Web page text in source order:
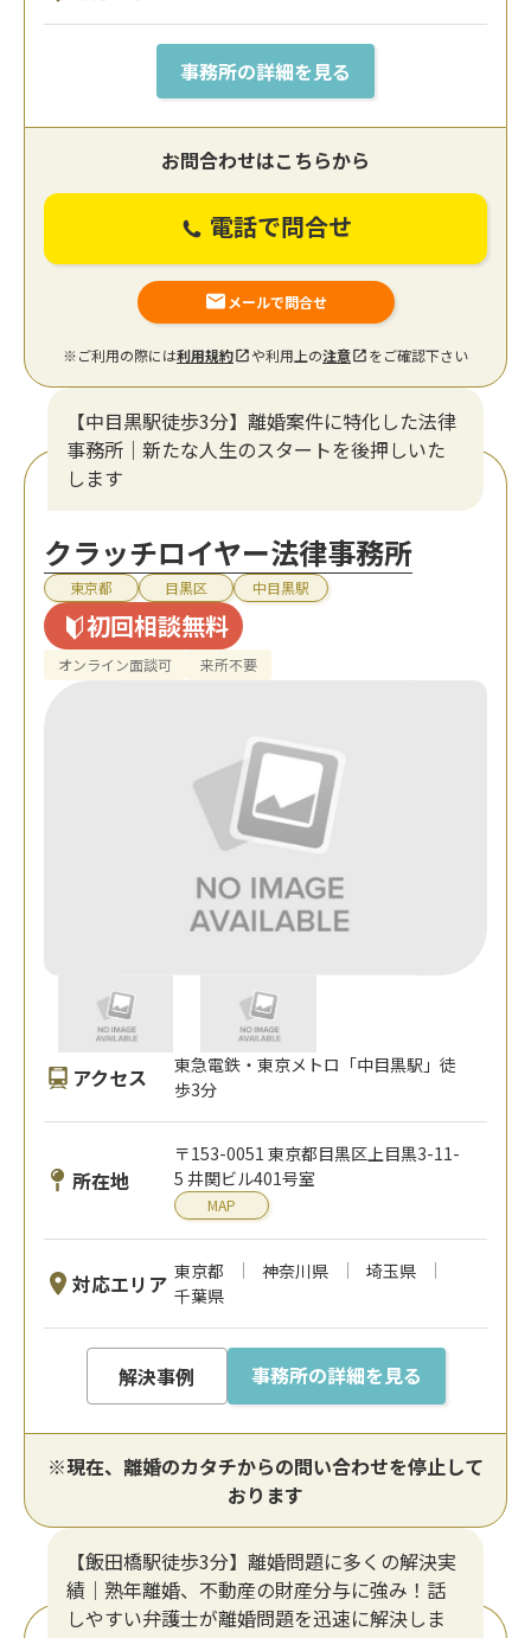
事務所の詳細を見る
お問合わせはこちらから
電話で問合せ
メールで問合せ
※ご利用の際には利用規約 や利用上の注意 をご確認下さい
【中目黒駅徒歩3分】離婚案件に特化した法律
事務所｜新たな人生のスタートを後押しいた
します
クラッチロイヤー法律事務所
東京都 目黒区 中目黒駅
初回相談無料
オンライン面談可 来所不要
アクセス
東急電鉄・東京メトロ「中目黒駅」徒
歩3分
所在地
〒153-0051 東京都目黒区上目黒3-11-
5 井関ビル401号室
MAP
対応エリア 東京都 神奈川県
埼玉県
千葉県
解決事例 事務所の詳細を見る
※現在、離婚のカタチからの問い合わせを停止して
おります
【飯田橋駅徒歩3分】離婚問題に多くの解決実
績｜熟年離婚、不動産の財産分与に強み！話
しやすい弁護士が離婚問題を迅速に解決しま